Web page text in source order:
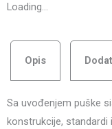
Loading...
Opis
Sa uvođenjem puške
konstrukcije,